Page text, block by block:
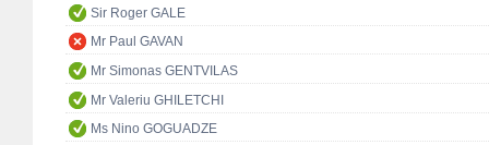
Sir Roger GALE
Mr Paul GAVAN
Mr Simonas GENTVILAS
Mr Valeriu GHILETCHI
Ms Nino GOGUADZE